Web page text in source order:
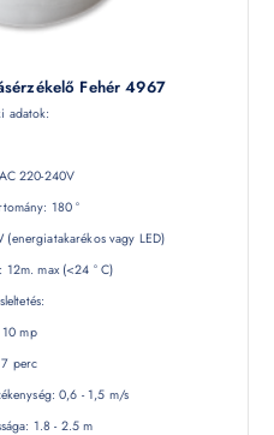
Fehér 4967
adatok:
220-240V
180 °
(energiatakarékos vagy LED)
12m. max (<24 ° C)
mp
perc
0,6 - 1,5 m/s
1.8 - 2.5 m